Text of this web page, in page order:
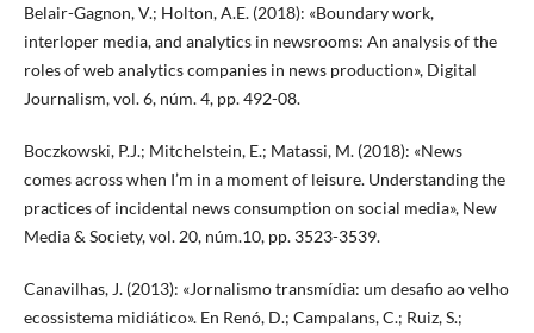
Belair-Gagnon, V.; Holton, A.E. (2018): «Boundary work,
interloper media, and analytics in newsrooms: An analysis of the
roles of web analytics companies in news production», Digital
Journalism, vol. 6, núm. 4, pp. 492-08.
Boczkowski, P.J.; Mitchelstein, E.; Matassi, M. (2018): «News
comes across when I’m in a moment of leisure. Understanding the
practices of incidental news consumption on social media», New
Media & Society, vol. 20, núm.10, pp. 3523-3539.
Canavilhas, J. (2013): «Jornalismo transmídia: um desafio ao velho
ecossistema midiático». En Renó, D.; Campalans, C.; Ruiz, S.;